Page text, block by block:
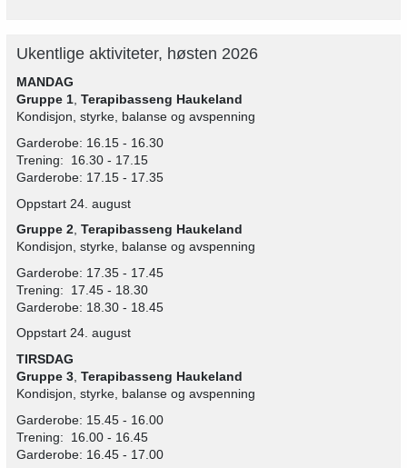
Ukentlige aktiviteter, høsten 2026
MANDAG
Gruppe 1, Terapibasseng Haukeland
Kondisjon, styrke, balanse og avspenning
Garderobe: 16.15 - 16.30
Trening: 16.30 - 17.15
Garderobe: 17.15 - 17.35
Oppstart 24. august
Gruppe 2 Terapibasseng Haukeland
Kondisjon, styrke, balanse og avspenning
Garderobe: 17.35 - 17.45
Trening: 17.45 - 18.30
Garderobe: 18.30 - 18.45
Oppstart 24. august
TIRSDAG
Gruppe 3 Terapibasseng Haukeland
Kondisjon, styrke, balanse og avspenning
Garderobe: 15.45 - 16.00
Trening: 16.00 - 16.45
Garderobe: 16.45 - 17.00